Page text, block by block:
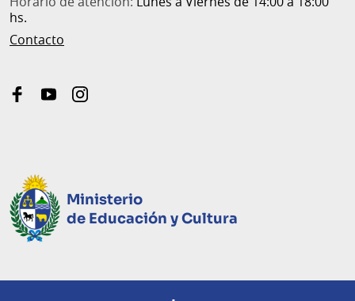
hs.
Contacto
facebookyoutubeinstagram
Ministerio
de Educación y Cultura